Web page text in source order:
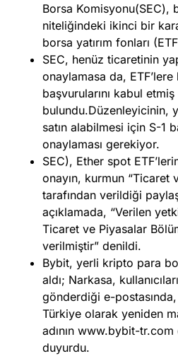
Borsa Komisyonu(SEC),
niteliğindeki ikinci bir
borsa yatırım fonları
SEC, henüz ticaretinin
onaylamasa da, ETF’lere
başvurularını kabul etmiş
bulundu.Düzenleyicinin,
satın alabilmesi için S-1
onaylaması gerekiyor.
SEC), Ether spot
onayın, kurmun “Ticaret
tarafından verildiği
açıklamada, “Verilen
Ticaret ve Piyasalar
verilmiştir” denildi.
Bybit, yerli kripto para
aldı; Narkasa,
gönderdiği e-
Türkiye olarak yeniden
adının www.bybit-
duyurdu.